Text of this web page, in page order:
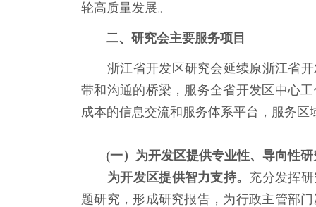
轮高质量发展。
二、研究会主要服务项目
浙江省开发区研究会延续原浙江省开
带和沟通的桥梁，服务全省开发区中心
成本的信息交流和服务体系平台，服务
(一）为开发区提供专业性、导向性研
为开发区提供智力支持。 充分发挥
题研究，形成研究报告，为行政主管部